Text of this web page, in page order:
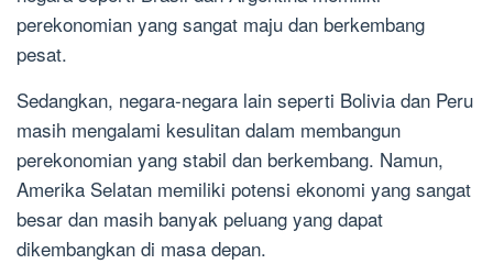
perekonomian yang sangat maju dan berkembang
pesat.
Sedangkan, negara-negara lain seperti Bolivia dan Peru
masih mengalami kesulitan dalam membangun
perekonomian yang stabil dan berkembang. Namun,
Amerika Selatan memiliki potensi ekonomi yang sangat
besar dan masih banyak peluang yang dapat
dikembangkan di masa depan.